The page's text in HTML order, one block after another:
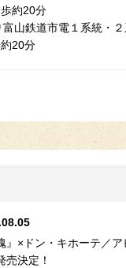
約20分
山鉄道市電１系統・
20分
』×ドン・キホーテ／
売決定！